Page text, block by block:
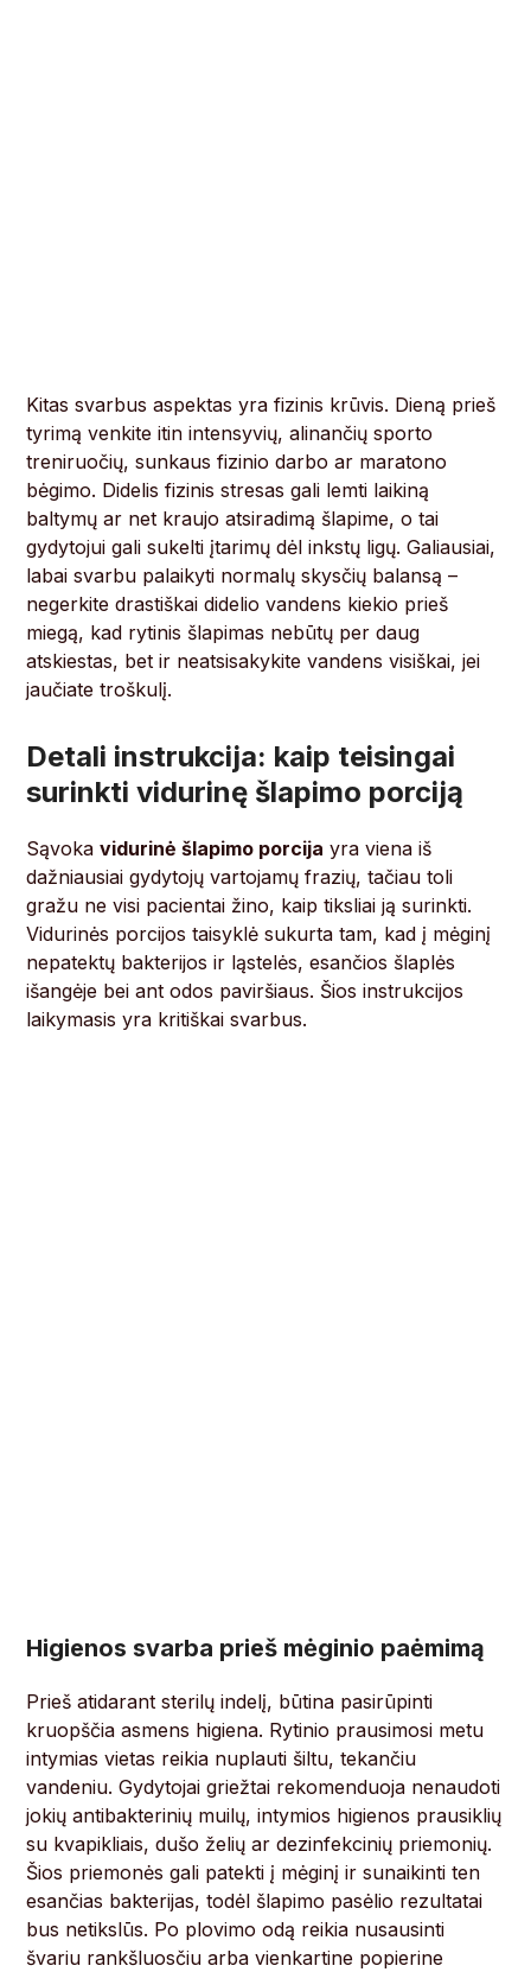
Kitas svarbus aspektas yra fizinis krūvis. Dieną prieš
tyrimą venkite itin intensyvių, alinančių sporto
treniruočių, sunkaus fizinio darbo ar maratono
bėgimo. Didelis fizinis stresas gali lemti laikiną
baltymų ar net kraujo atsiradimą šlapime, o tai
gydytojui gali sukelti įtarimų dėl inkstų ligų. Galiausiai,
labai svarbu palaikyti normalų skysčių balansą –
negerkite drastiškai didelio vandens kiekio prieš
miegą, kad rytinis šlapimas nebūtų per daug
atskiestas, bet ir neatsisakykite vandens visiškai, jei
jaučiate troškulį.
Detali instrukcija: kaip teisingai
surinkti vidurinę šlapimo porciją
Sąvokavidurinė šlapimo porcija yra viena iš
dažniausiai gydytojų vartojamų frazių, tačiau toli
gražu ne visi pacientai žino, kaip tiksliai ją surinkti.
Vidurinės porcijos taisyklė sukurta tam, kad į mėginį
nepatektų bakterijos ir ląstelės, esančios šlaplės
išangėje bei ant odos paviršiaus. Šios instrukcijos
laikymasis yra kritiškai svarbus.
Higienos svarba prieš mėginio paėmimą
Prieš atidarant sterilų indelį, būtina pasirūpinti
kruopščia asmens higiena. Rytinio prausimosi metu
intymias vietas reikia nuplauti šiltu, tekančiu
vandeniu. Gydytojai griežtai rekomenduoja nenaudoti
jokių antibakterinių muilų, intymios higienos prausiklių
su kvapikliais, dušo želių ar dezinfekcinių priemonių.
Šios priemonės gali patekti į mėginį ir sunaikinti ten
esančias bakterijas, todėl šlapimo pasėlio rezultatai
bus netikslūs. Po plovimo odą reikia nusausinti
švariu rankšluosčiu arba vienkartine popierine